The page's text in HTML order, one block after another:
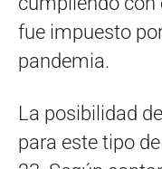
fue impuesto
pandemia.
La posibilidad
para este tipo